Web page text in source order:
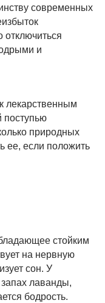
современных
и
лекарственным
поступью
природных
ее, если положить
стойким
на нервную
сон. У
лаванды,
бодрость.